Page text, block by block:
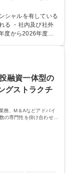
に関係する各種業
将来のキャリアを
での現場育成や研
シャルを有している
る ・社内及び社外
による自然災害の
まっています。
に貢献してまいりま
融資一体型の
グストラクチ
務、M＆Aなどアドバイ
の専門性を掛け合わせて